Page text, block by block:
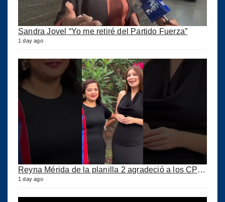
Sandra Jovel “Yo me retiré del Partido Fuerza”
1 day ago
Reyna Mérida de la planilla 2 agradeció a los CPA por su confianza
1 day ago